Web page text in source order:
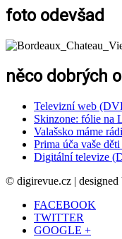
foto odevšad
něco dobrých
Televizní web
Skinzone: fólie na
Valašsko máme rádi
Prima úča vaše
Digitální televize
© digirevue.cz | designed
FACEBOOK
TWITTER
GOOGLE +